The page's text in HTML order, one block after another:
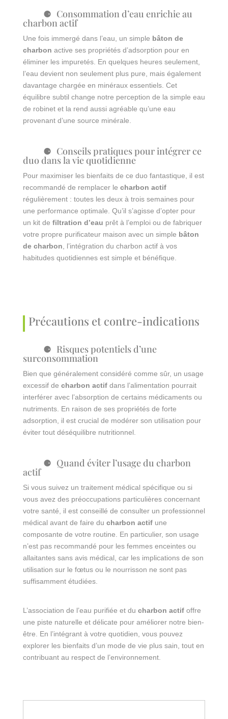
Consommation d’eau enrichie au
charbon actif
Une fois immergé dans l’eau, un simple bâton de
charbon active ses propriétés d’adsorption pour en
éliminer les impuretés. En quelques heures seulement,
l’eau devient non seulement plus pure, mais également
davantage chargée en minéraux essentiels. Cet
équilibre subtil change notre perception de la simple eau
de robinet et la rend aussi agréable qu’une eau
provenant d’une source minérale.
Conseils pratiques pour intégrer ce
duo dans la vie quotidienne
Pour maximiser les bienfaits de ce duo fantastique, il est
recommandé de remplacer le charbon actif
régulièrement : toutes les deux à trois semaines pour
une performance optimale. Qu’il s’agisse d’opter pour
un kit de filtration d’eau prêt à l’emploi ou de fabriquer
votre propre purificateur maison avec un simple bâton
de charbon, l’intégration du charbon actif à vos
habitudes quotidiennes est simple et bénéfique.
Précautions et contre-indications
Risques potentiels d’une
surconsommation
Bien que généralement considéré comme sûr, un usage
excessif de charbon actifdans l’alimentation pourrait
interférer avec l’absorption de certains médicaments ou
nutriments. En raison de ses propriétés de forte
adsorption, il est crucial de modérer son utilisation pour
éviter tout déséquilibre nutritionnel.
Quand éviter l’usage du charbon
actif
Si vous suivez un traitement médical spécifique ou si
vous avez des préoccupations particulières concernant
votre santé, il est conseillé de consulter un professionnel
médical avant de faire du charbon actifune
composante de votre routine. En particulier, son usage
n’est pas recommandé pour les femmes enceintes ou
allaitantes sans avis médical, car les implications de son
utilisation sur le fœtus ou le nourrisson ne sont pas
suffisamment étudiées.
L’association de l’eau purifiée et du charbon actifoffre
une piste naturelle et délicate pour améliorer notre bien-
être. En l’intégrant à votre quotidien, vous pouvez
explorer les bienfaits d’un mode de vie plus sain, tout en
contribuant au respect de l’environnement.